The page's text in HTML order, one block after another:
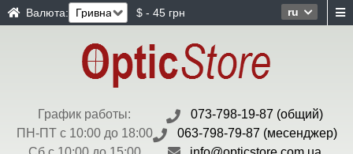
ru
Валюта: $ - 45 грн
График работы:
ПН-ПТ с 10:00 до 18:00
073-798-19-87 (общий)
063-798-79-87 (месенджер)